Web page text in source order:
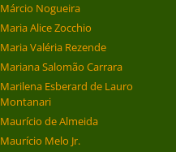
Márcio Nogueira
Maria Alice Zocchio
Maria Valéria Rezende
Mariana Salomão Carrara
Marilena Esberard de Lauro
Montanari
Maurício de Almeida
Maurício Melo Jr.